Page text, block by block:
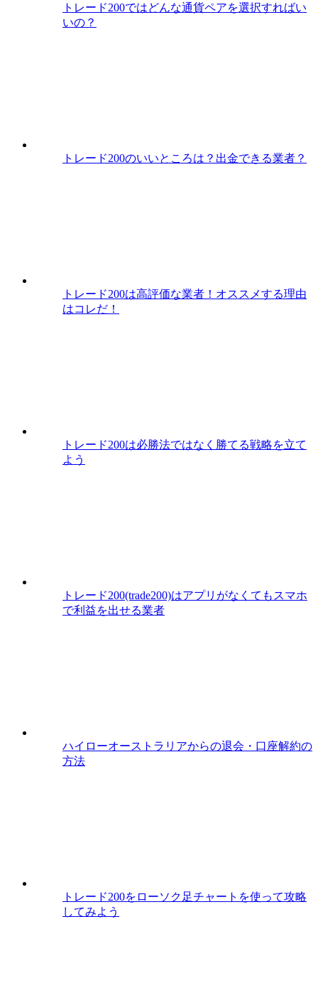
トレード200ではどんな通貨ペアを選択すればい
いの？
トレード200のいいところは？出金できる業者？
トレード200は高評価な業者！オススメする理由
はコレだ！
トレード200は必勝法ではなく勝てる戦略を立て
よう
トレード200(trade200)はアプリがなくてもスマホ
で利益を出せる業者
ハイローオーストラリアからの退会・口座解約の
方法
トレード200をローソク足チャートを使って攻略
してみよう